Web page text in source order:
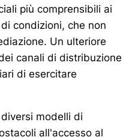
più comprensibili ai
condizioni, che non
Un ulteriore
canali di distribuzione
di esercitare
modelli di
all'accesso al